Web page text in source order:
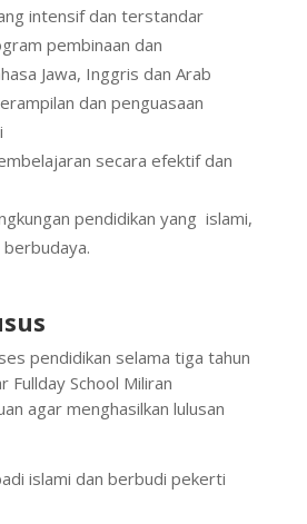
intensif dan terstandar
pembinaan dan
Jawa, Inggris dan Arab
dan penguasaan
secara efektif dan
pendidikan yang islami,
berbudaya.
pendidikan selama tiga tahun
Fullday School Miliran
agar menghasilkan lulusan
islami dan berbudi pekerti